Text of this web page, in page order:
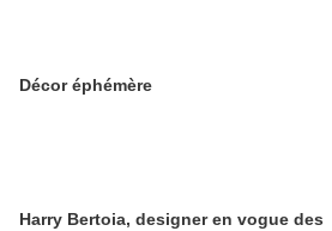
Décor éphémère
Harry Bertoia, designer en vogue des